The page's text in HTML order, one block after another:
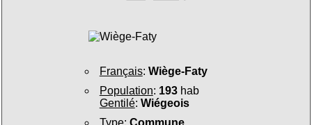
Français: Wiège-Faty
Population: 193hab
Gentilé: Wiégeois
Type: Commune